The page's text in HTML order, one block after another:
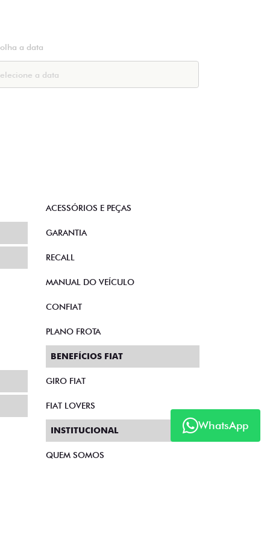
a data
WhatsApp
ACESSÓRIOS E PEÇAS
GARANTIA
RECALL
MANUAL DO VEÍCULO
CONFIAT
PLANO FROTA
BENEFÍCIOS FIAT
GIRO FIAT
FIAT LOVERS
INSTITUCIONAL
QUEM SOMOS